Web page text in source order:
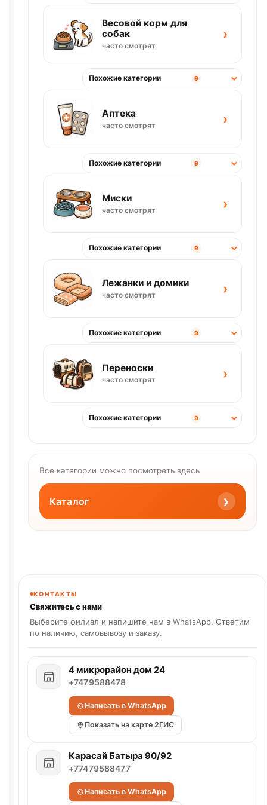
Весовой корм для
собак
часто смотрят
›
Похожие категории 9
Аптека
часто смотрят ›
Похожие категории 9
Миски
часто смотрят ›
Похожие категории 9
Лежанки и домики
часто смотрят ›
Похожие категории 9
Переноски
часто смотрят ›
Похожие категории 9
Все категории можно посмотреть здесь
Каталог ›
КОНТАКТЫ
Свяжитесь с нами
Выберите филиал и напишите нам в WhatsApp. Ответим
по наличию, самовывозу и заказу.
4 микрорайон дом 24
+7479588478
Написать в WhatsApp
Показать на карте 2ГИС
Карасай Батыра 90/92
+77479588477
Написать в WhatsApp